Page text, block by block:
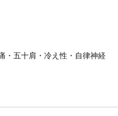
・五十肩・冷え性・自律神経